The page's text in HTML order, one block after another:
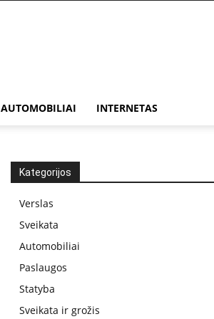
AUTOMOBILIAI INTERNETAS
Kategorijos
Verslas
Sveikata
Automobiliai
Paslaugos
Statyba
Sveikata ir grožis